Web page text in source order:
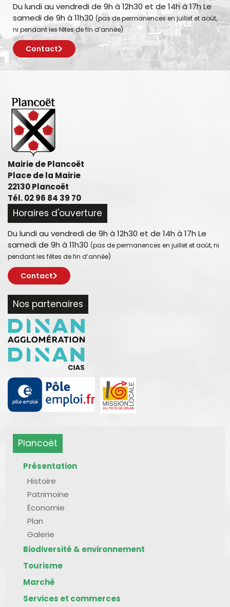
Du lundi au vendredi de 9h à 12h30 et de 14h à 17h Le
samedi de 9h à 11h30 (pas de permanences en juillet et août,
ni pendant les fêtes de fin d’année)
Contact
Mairie de Plancoët
Place de la Mairie
22130 Plancoët
Tél. 02 96 84 39 70
Horaires d'ouverture
Du lundi au vendredi de 9h à 12h30 et de 14h à 17h Le
samedi de 9h à 11h30 (pas de permanences en juillet et août, ni
pendant les fêtes de fin d’année)
Contact
Nos partenaires
Plancoët
Présentation
Histoire
Patrimoine
Économie
Plan
Galerie
Biodiversité & environnement
Tourisme
Marché
Services et commerces